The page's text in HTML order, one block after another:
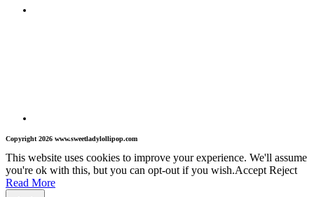
Copyright 2026 www.sweetladylollipop.com
This website uses cookies to improve your experience. We'll assume
you're ok with this, but you can opt-out if you wish.Accept Reject
Read More